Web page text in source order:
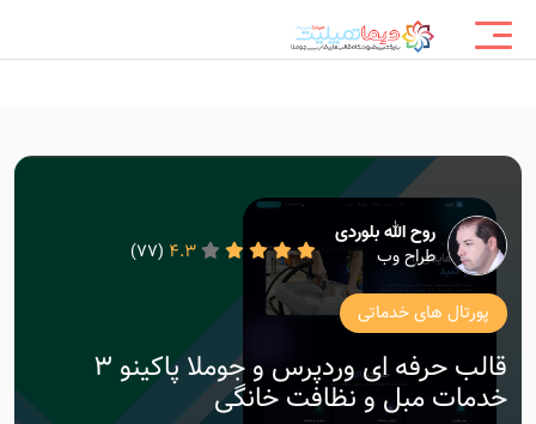
روح الله بلوردی
طراح وب
4.3
(77)
پورتال های خدماتی
قالب حرفه ای وردپرس و جوملا پاکینو 3
خدمات مبل و نظافت خانگی